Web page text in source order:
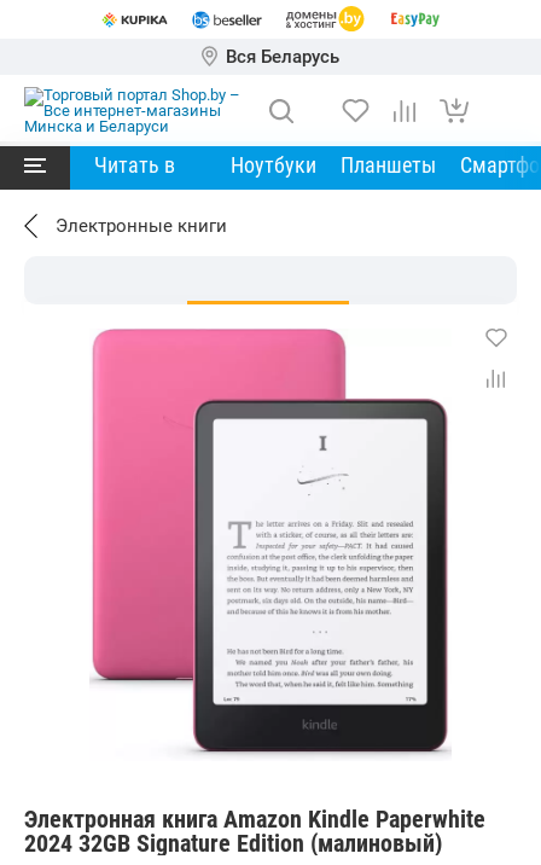
Вся Беларусь
Читать в Ноутбуки Планшеты
Электронные книги
Электронная книга Amazon Kindle Paperwhite
2024 32GB Signature Edition (малиновый)